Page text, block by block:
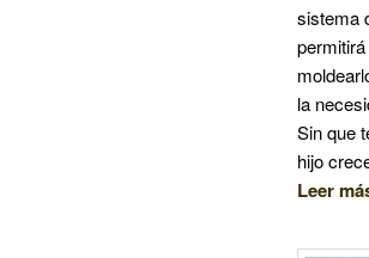
sistema
permitirá
la
Sin que
hijo
Leer